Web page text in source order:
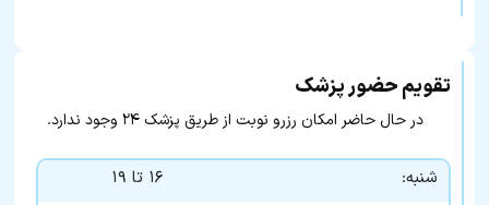
تقویم حضور پزشک
در حال حاضر امکان رزرو نوبت از طریق پزشک ۲۴ وجود ندارد.
شنبه:
۱۶ تا ۱۹